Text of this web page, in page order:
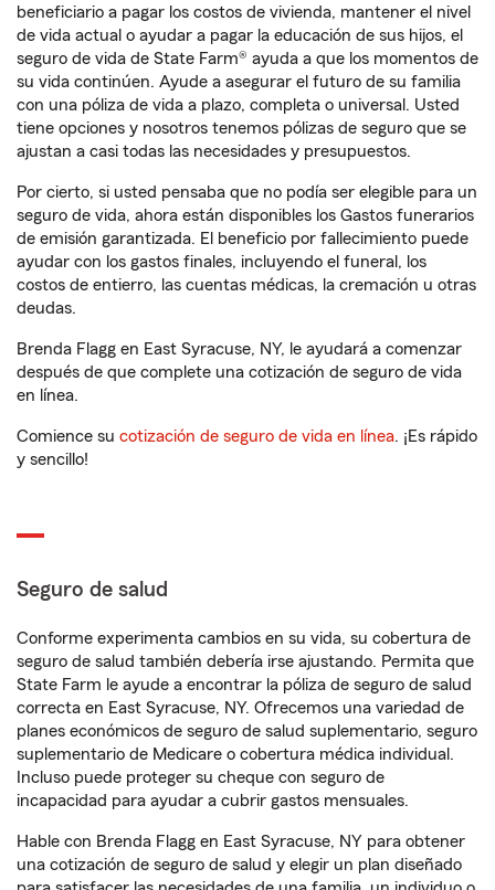
beneficiario a pagar los costos de vivienda, mantener el nivel
de vida actual o ayudar a pagar la educación de sus hijos, el
seguro de vida de State Farm® ayuda a que los momentos de
su vida continúen. Ayude a asegurar el futuro de su familia
con una póliza de vida a plazo, completa o universal. Usted
tiene opciones y nosotros tenemos pólizas de seguro que se
ajustan a casi todas las necesidades y presupuestos.
Por cierto, si usted pensaba que no podía ser elegible para un
seguro de vida, ahora están disponibles los Gastos funerarios
de emisión garantizada. El beneficio por fallecimiento puede
ayudar con los gastos finales, incluyendo el funeral, los
costos de entierro, las cuentas médicas, la cremación u otras
deudas.
Brenda Flagg en East Syracuse, NY, le ayudará a comenzar
después de que complete una cotización de seguro de vida
en línea.
Comience su cotización de seguro de vida en línea. ¡Es rápido
y sencillo!
Seguro de salud
Conforme experimenta cambios en su vida, su cobertura de
seguro de salud también debería irse ajustando. Permita que
State Farm le ayude a encontrar la póliza de seguro de salud
correcta en East Syracuse, NY. Ofrecemos una variedad de
planes económicos de seguro de salud suplementario, seguro
suplementario de Medicare o cobertura médica individual.
Incluso puede proteger su cheque con seguro de
incapacidad para ayudar a cubrir gastos mensuales.
Hable con Brenda Flagg en East Syracuse, NY para obtener
una cotización de seguro de salud y elegir un plan diseñado